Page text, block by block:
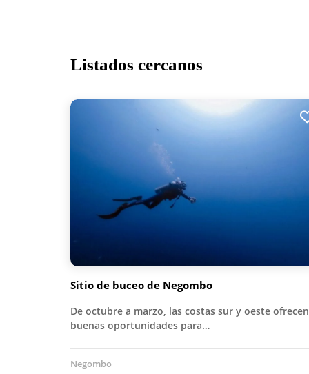
Listados cercanos
Sitio de buceo de Negombo
De octubre a marzo, las costas sur y oeste ofrecen
buenas oportunidades para…
Negombo